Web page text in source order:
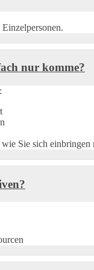
nur komme?
Sie sich einbringen